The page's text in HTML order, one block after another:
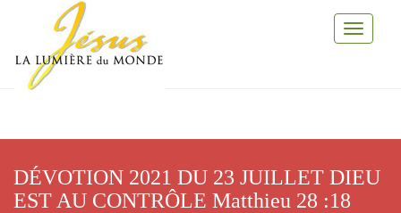
Toggle
DÉVOTION 2021 DU 23 JUILLET DIEU
EST AU CONTRÔLE Matthieu 28 :18